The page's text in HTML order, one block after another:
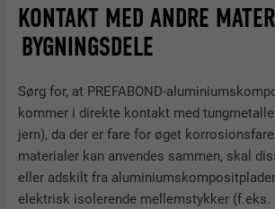
KONTAKT MED ANDRE
BYGNINGSDELE
Sørg for, at PREFABOND-
kommer i direkte kontakt med
jern), da der er fare for øget
materialer kan anvendes sammen, skal
eller adskilt fra
elektrisk isolerende mellemstykker (f.eks.